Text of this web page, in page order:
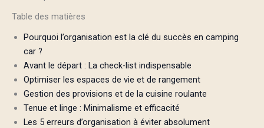
Table des matières
Pourquoi l’organisation est la clé du succès en camping
car ?
Avant le départ : La check-list indispensable
Optimiser les espaces de vie et de rangement
Gestion des provisions et de la cuisine roulante
Tenue et linge : Minimalisme et efficacité
Les 5 erreurs d’organisation à éviter absolument